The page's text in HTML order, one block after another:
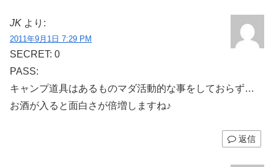
JK より:
2011年9月1日 7:29 PM
SECRET: 0
PASS:
キャンプ道具はあるものマダ活動的な事をしておらず…
お酒が入ると面白さが倍増しますね♪
返信